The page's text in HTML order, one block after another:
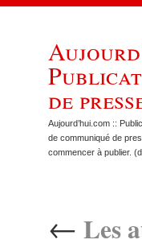
de
Aujourd’hui.com ::
de communiqué de
commencer à publier.
← Les